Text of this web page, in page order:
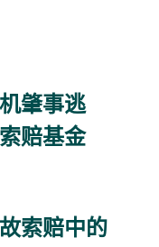
肇事逃
赔基金
索赔中的